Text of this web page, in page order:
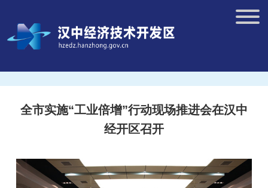
全市实施“工业倍增”行动现场推进会在汉中
经开区召开